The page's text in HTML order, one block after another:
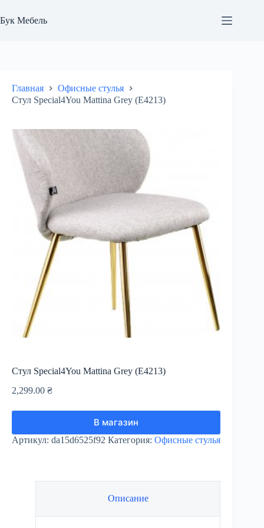
к
сути
Бук Мебель
Главная
Офисные стулья
Стул Special4You Mattina Grey (E4213)
Стул Special4You Mattina Grey (E4213)
2,299.00 ₴
В магазин
Артикул: da15d6525f92 Категория: Офисные стулья
Описание